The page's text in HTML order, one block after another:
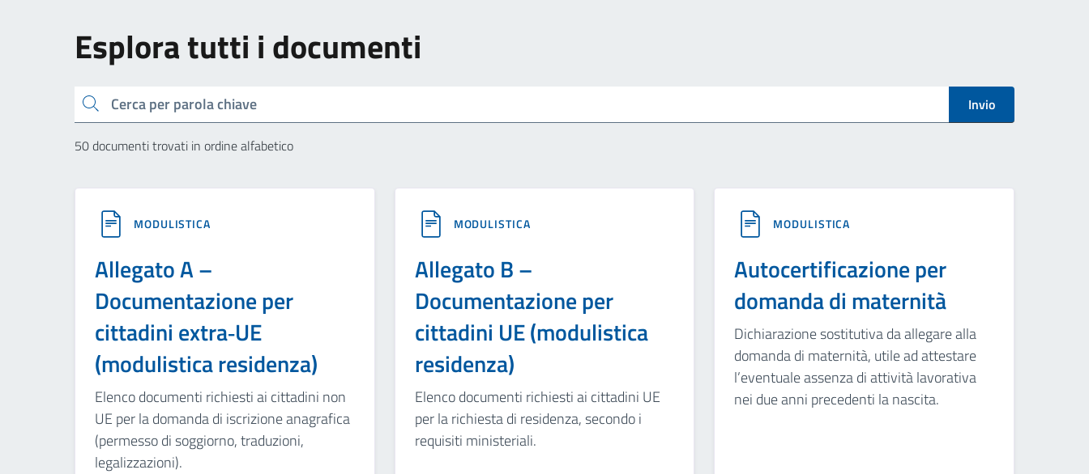
Esplora tutti i documenti
Cerca Invio
50 documenti trovati in ordine alfabetico
MODULISTICA
Allegato A –
Documentazione per
cittadini extra‑UE
(modulistica residenza)
Elenco documenti richiesti ai cittadini non
UE per la domanda di iscrizione anagrafica
(permesso di soggiorno, traduzioni,
legalizzazioni).
MODULISTICA
Allegato B –
Documentazione per
cittadini UE (modulistica
residenza)
Elenco documenti richiesti ai cittadini UE
per la richiesta di residenza, secondo i
requisiti ministeriali.
MODULISTICA
Autocertificazione per
domanda di maternità
Dichiarazione sostitutiva da allegare alla
domanda di maternità, utile ad attestare
l’eventuale assenza di attività lavorativa
nei due anni precedenti la nascita.